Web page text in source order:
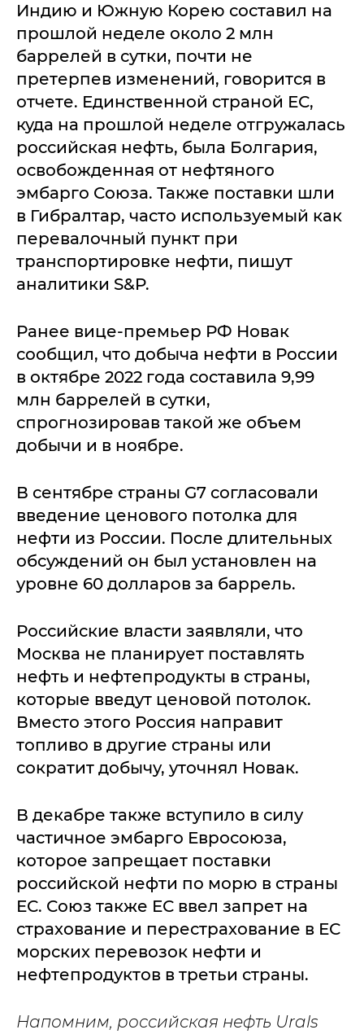
Индию и Южную Корею составил на
прошлой неделе около 2 млн
баррелей в сутки, почти не
претерпев изменений, говорится в
отчете. Единственной страной ЕС,
куда на прошлой неделе отгружалась
российская нефть, была Болгария,
освобожденная от нефтяного
эмбарго Союза. Также поставки шли
в Гибралтар, часто используемый как
перевалочный пункт при
транспортировке нефти, пишут
аналитики S&P.
Ранее вице-премьер РФ Новак
сообщил, что добыча нефти в России
в октябре 2022 года составила 9,99
млн баррелей в сутки,
спрогнозировав такой же объем
добычи и в ноябре.
В сентябре страны G7 согласовали
введение ценового потолка для
нефти из России. После длительных
обсуждений он был установлен на
уровне 60 долларов за баррель.
Российские власти заявляли, что
Москва не планирует поставлять
нефть и нефтепродукты в страны,
которые введут ценовой потолок.
Вместо этого Россия направит
топливо в другие страны или
сократит добычу, уточнял Новак.
В декабре также вступило в силу
частичное эмбарго Евросоюза,
которое запрещает поставки
российской нефти по морю в страны
ЕС. Союз также ЕС ввел запрет на
страхование и перестрахование в ЕС
морских перевозок нефти и
нефтепродуктов в третьи страны.
Напомним, российская нефть Urals